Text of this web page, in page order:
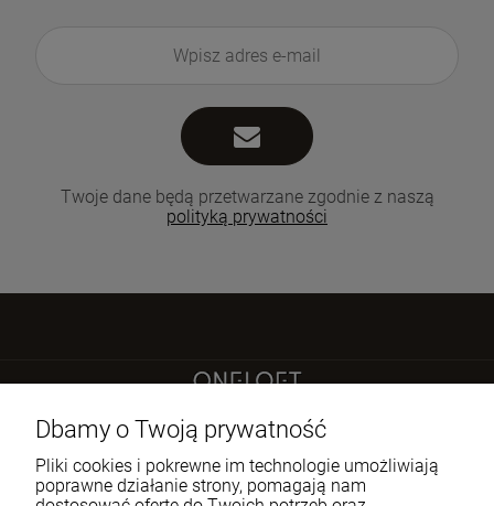
Twoje dane będą przetwarzane zgodnie z naszą
polityką prywatności
Sokoła 21 LU 2
Dbamy o Twoją prywatność
Pliki cookies i pokrewne im technologie umożliwiają
poprawne działanie strony, pomagają nam